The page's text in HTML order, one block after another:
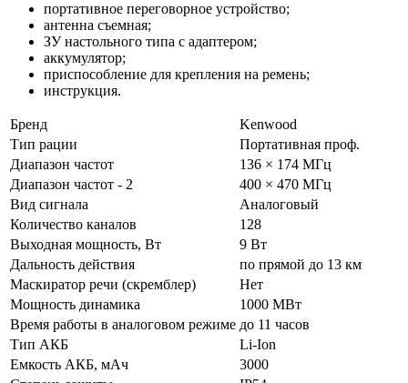
портативное переговорное устройство;
антенна съемная;
ЗУ настольного типа с адаптером;
аккумулятор;
приспособление для крепления на ремень;
инструкция.
Бренд
Kenwood
Тип рации
Портативная проф.
Диапазон частот
136 × 174 МГц
Диапазон частот - 2
400 × 470 МГц
Вид сигнала
Аналоговый
Количество каналов
128
Выходная мощность, Вт
9 Вт
Дальность действия
по прямой до 13 км
Маскиратор речи (скремблер)
Нет
Мощность динамика
1000 МВт
Время работы в аналоговом режиме до 11 часов
Тип АКБ
Li-Ion
Емкость АКБ, мАч
3000